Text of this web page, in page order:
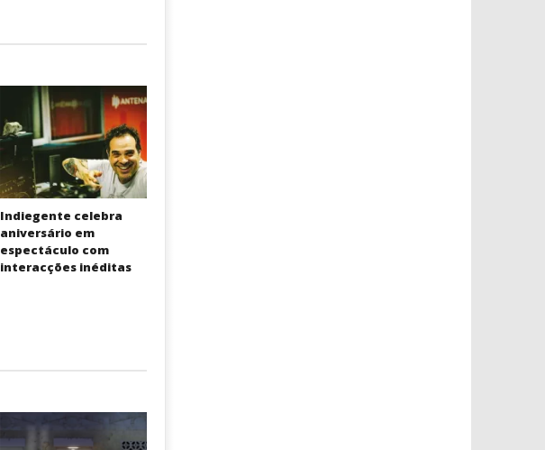
Indiegente celebra
aniversário em
espectáculo com
interacções inéditas